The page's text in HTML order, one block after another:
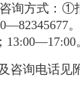
询方式：①
咨询电话见